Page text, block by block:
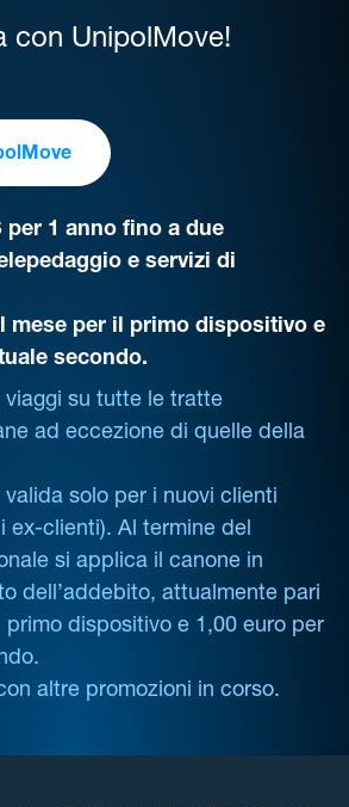
con UnipolMove!
per 1 anno fino a due
e servizi di
mese per il primo dispositivo e
secondo.
viaggi su tutte le tratte
ad eccezione di quelle della
valida solo per i nuovi clienti
ex-clienti). Al termine del
si applica il canone in
dell’addebito, attualmente pari
primo dispositivo e 1,00 euro per
altre promozioni in corso.